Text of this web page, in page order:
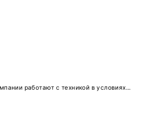
работают с техникой в условиях...